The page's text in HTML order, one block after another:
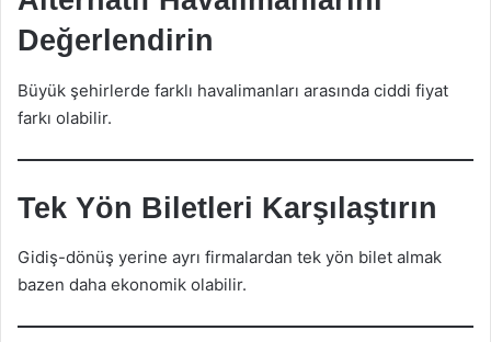
Değerlendirin
Büyük şehirlerde farklı havalimanları arasında ciddi fiyat
farkı olabilir.
Tek Yön Biletleri Karşılaştırın
Gidiş-dönüş yerine ayrı firmalardan tek yön bilet almak
bazen daha ekonomik olabilir.